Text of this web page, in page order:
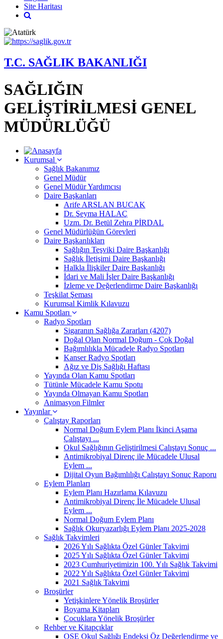
Site Haritası
T.C. SAĞLIK BAKANLIĞI
SAĞLIĞIN
GELİŞTİRİLMESİ GENEL
MÜDÜRLÜĞÜ
Kurumsal
Sağlık Bakanımız
Genel Müdür
Genel Müdür Yardımcısı
Daire Başkanları
Arife ARSLAN BUCAK
Dr. Şeyma HALAÇ
Uzm. Dr. Betül Zehra PİRDAL
Genel Müdürlüğün Görevleri
Daire Başkanlıkları
Sağlığın Teşviki Daire Başkanlığı
Sağlık İletişimi Daire Başkanlığı
Halkla İlişkiler Daire Başkanlığı
İdari ve Mali İşler Daire Başkanlığı
İzleme ve Değerlendirme Daire Başkanlığı
Teşkilat Şeması
Kurumsal Kimlik Kılavuzu
Kamu Spotları
Radyo Spotları
Sigaranın Sağlığa Zararları (4207)
Doğal Olan Normal Doğum - Çok Doğal
Bağımlılıkla Mücadele Radyo Spotları
Kanser Radyo Spotları
Ağız ve Diş Sağlığı Haftası
Yayında Olan Kamu Spotları
Tütünle Mücadele Kamu Spotu
Yayında Olmayan Kamu Spotları
Animasyon Filmler
Yayınlar
Çalıştay Raporları
Normal Doğum Eylem Planı İkinci Aşama
Çalıştayı ...
Okul Sağlığının Geliştirilmesi Çalıştayı Sonuç ...
Antimikrobiyal Direnç ile Mücadele Ulusal
Eylem ...
Dijital Oyun Bağımlılığı Çalıştayı Sonuç Raporu
Eylem Planları
Eylem Planı Hazırlama Kılavuzu
Antimikrobiyal Direnç İle Mücadele Ulusal
Eylem ...
Normal Doğum Eylem Planı
Sağlık Okuryazarlığı Eylem Planı 2025-2028
Sağlık Takvimleri
2026 Yılı Sağlıkta Özel Günler Takvimi
2025 Yılı Sağlıkta Özel Günler Takvimi
2023 Cumhuriyetimizin 100. Yılı Sağlık Takvimi
2022 Yılı Sağlıkta Özel Günler Takvimi
2021 Sağlık Takvimi
Broşürler
Yetişkinlere Yönelik Broşürler
Boyama Kitapları
Çocuklara Yönelik Broşürler
Rehber ve Kitapçıklar
OSE Okul Sağlığı Endeksi Öz Değerlendirme ve